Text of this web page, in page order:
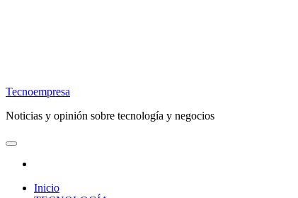
Tecnoempresa
Noticias y opinión sobre tecnología y negocios
Inicio